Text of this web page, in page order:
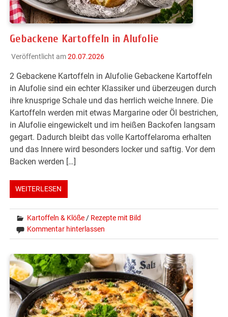
Gebackene Kartoffeln in Alufolie
Veröffentlicht am20.07.2026
2 Gebackene Kartoffeln in Alufolie Gebackene Kartoffeln
in Alufolie sind ein echter Klassiker und überzeugen durch
ihre knusprige Schale und das herrlich weiche Innere. Die
Kartoffeln werden mit etwas Margarine oder Öl bestrichen,
in Alufolie eingewickelt und im heißen Backofen langsam
gegart. Dadurch bleibt das volle Kartoffelaroma erhalten
und das Innere wird besonders locker und saftig. Vor dem
Backen werden […]
WEITERLESEN
Kartoffeln & Klöße / Rezepte mit Bild
Kommentar hinterlassen